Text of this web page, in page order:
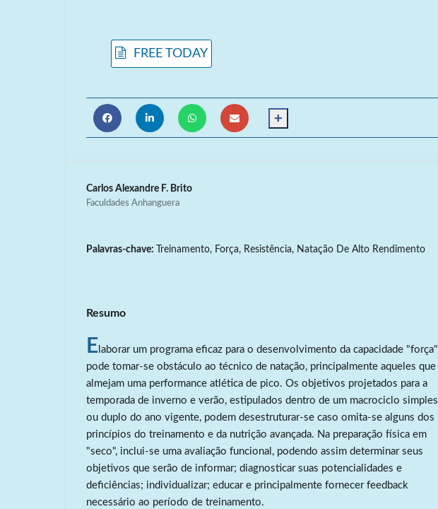
FREE TODAY
+
Carlos Alexandre F. Brito
Faculdades Anhanguera
Palavras-chave: Treinamento, Força, Resistência, Natação De Alto Rendimento
Resumo
E laborar um programa eficaz para o desenvolvimento da capacidade "força"
pode tomar-se obstáculo ao técnico de natação, principalmente aqueles que
almejam uma performance atlética de pico. Os objetivos projetados para a
temporada de inverno e verão, estipulados dentro de um macrociclo simples
ou duplo do ano vigente, podem desestruturar-se caso omita-se alguns dos
princípios do treinamento e da nutrição avançada. Na preparação física em
"seco", inclui-se uma avaliação funcional, podendo assim determinar seus
objetivos que serão de informar; diagnosticar suas potencialidades e
deficiências; individualizar; educar e principalmente fornecer feedback
necessário ao período de treinamento.